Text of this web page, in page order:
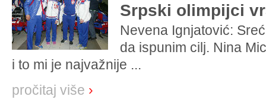
Srpski olimpijci
Nevena Ignjatović:
da ispunim cilj. Nina
i to mi je najvažnije ...
pročitaj više ›